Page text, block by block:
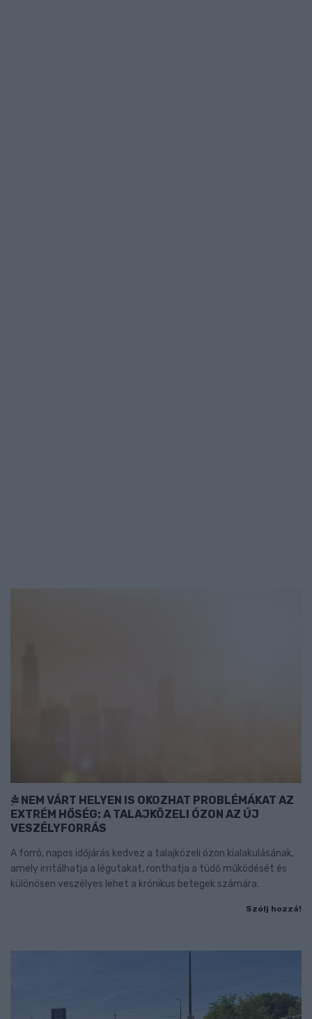
NEM VÁRT HELYEN IS OKOZHAT PROBLÉMÁKAT AZ
EXTRÉM HŐSÉG: A TALAJKÖZELI ÓZON AZ ÚJ
VESZÉLYFORRÁS
A forró, napos időjárás kedvez a talajközeli ózon kialakulásának,
amely irritálhatja a légutakat, ronthatja a tüdő működését és
különösen veszélyes lehet a krónikus betegek számára.
Szólj hozzá!